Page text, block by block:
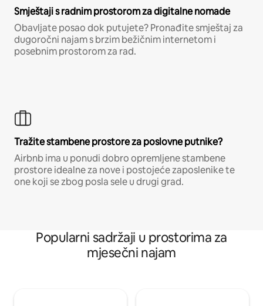
Smještaji s radnim prostorom za digitalne nomade
Obavljate posao dok putujete? Pronađite smještaj za
dugoročni najam s brzim bežičnim internetom i
posebnim prostorom za rad.
Tražite stambene prostore za poslovne putnike?
Airbnb ima u ponudi dobro opremljene stambene
prostore idealne za nove i postojeće zaposlenike te
one koji se zbog posla sele u drugi grad.
Popularni sadržaji u prostorima za
mjesečni najam